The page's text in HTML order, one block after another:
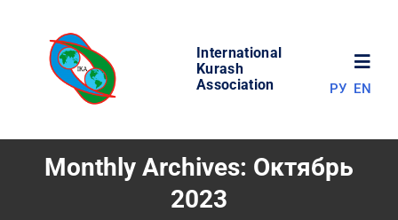
content
International
Kurash
Association
РУ EN
Monthly Archives: Октябрь
2023